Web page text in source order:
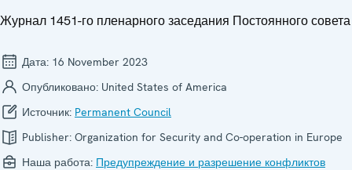
Журнал 1451-го пленарного заседания Постоянного совета
Дата: 16 November 2023
Опубликовано: United States of America
Источник: Permanent Council
Publisher: Organization for Security and Co-operation in Europe
Наша работа: Предупреждение и разрешение конфликтов